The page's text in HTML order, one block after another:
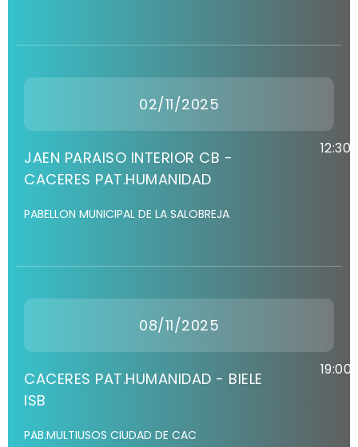
02/11/2025
JAEN PARAISO INTERIOR CB -
CACERES PAT.HUMANIDAD
12:30
PABELLON MUNICIPAL DE LA SALOBREJA
08/11/2025
CACERES PAT.HUMANIDAD - BIELE
ISB
19:00
PAB.MULTIUSOS CIUDAD DE CAC